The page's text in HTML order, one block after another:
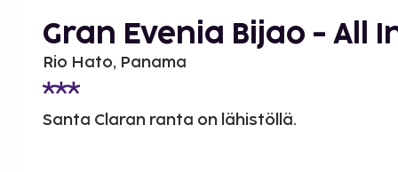
Gran Evenia Bijao - All
Rio Hato, Panama
Santa Claran ranta on lähistöllä.